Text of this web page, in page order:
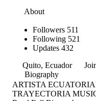
About
Followers 511
Following 521
Updates 432
Quito, Ecuador
Biography
ARTISTA
TRAYECTORIA